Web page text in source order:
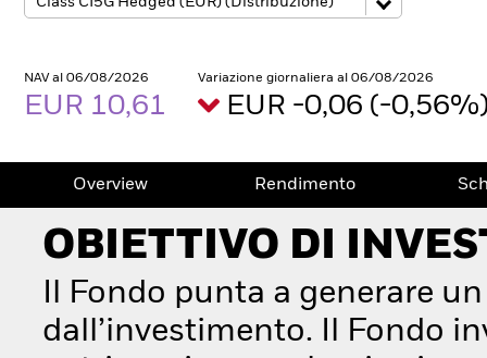
NAV al 06/08/2026
EUR 10,61
Variazione giornaliera al 06/08/2026
EUR -0,06 (-
Overview Rendimento
OBIETTIVO DI
Il Fondo punta a generare
dall’investimento. Il Fondo